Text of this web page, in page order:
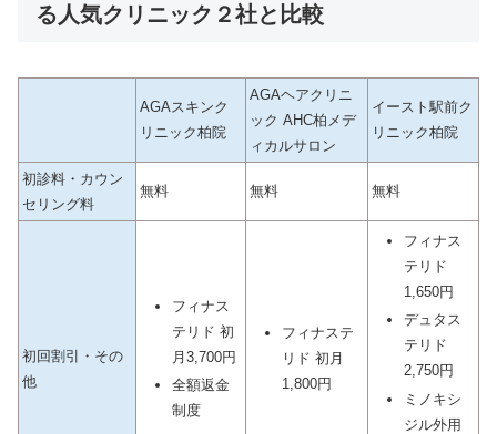
る人気クリニック２社と比較
AGAスキンク
リニック柏院
AGAヘアクリニ
ック AHC柏メデ
ィカルサロン
イースト駅前ク
リニック柏院
初診料・カウン
セリング料
無料 無料 無料
初回割引・その
他
フィナス
テリド 初
月3,700円
全額返金
制度
フィナステ
リド 初月
1,800円
フィナス
テリド
1,650円
デュタス
テリド
2,750円
ミノキシ
ジル外用